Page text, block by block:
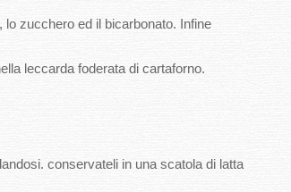
zucchero ed il bicarbonato. Infine
leccarda foderata di cartaforno.
conservateli in una scatola di latta